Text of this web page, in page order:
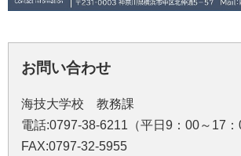
お問い合わせ
海技大学校 教務課
電話:0797-38-6211（平日9：00～17
FAX:0797-32-5955